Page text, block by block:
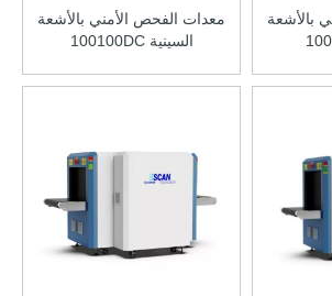
​​بالأشعة
معدات الفحص الأمني ​​بالأشعة
السينية 100100DC